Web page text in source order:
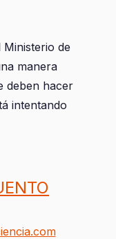
de
manera
deben hacer
intentando